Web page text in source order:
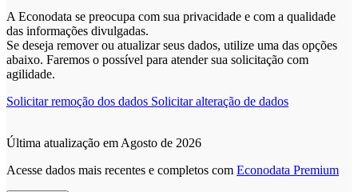
A Econodata se preocupa com sua privacidade e com a qualidade
das informações divulgadas.
Se deseja remover ou atualizar seus dados, utilize uma das opções
abaixo. Faremos o possível para atender sua solicitação com
agilidade.
Solicitar remoção dos dados Solicitar alteração de dados
Última atualização em Agosto de 2026
Acesse dados mais recentes e completos com Econodata Premium